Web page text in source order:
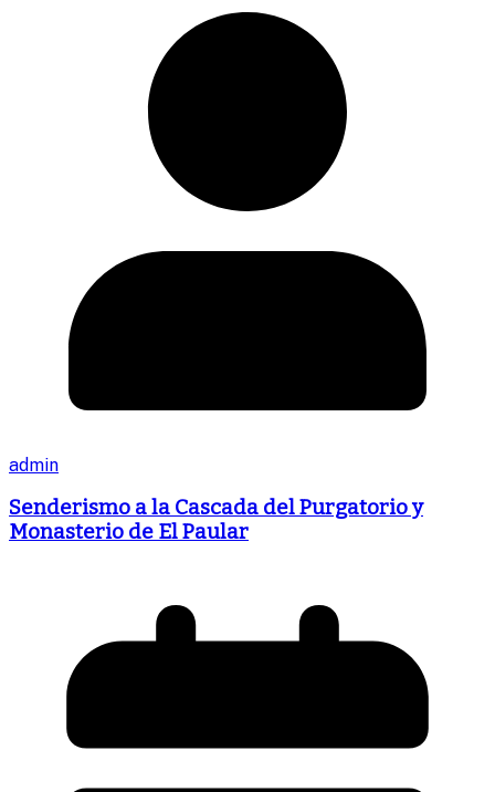
admin
Senderismo a la Cascada del Purgatorio y
Monasterio de El Paular